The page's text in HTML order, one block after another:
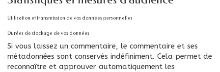
Utilisation et transmission de vos données personnelles
Durées de stockage de vos données
Si vous laissez un commentaire, le commentaire et ses
métadonnées sont conservés indéfiniment. Cela permet de
reconnaître et approuver automatiquement les